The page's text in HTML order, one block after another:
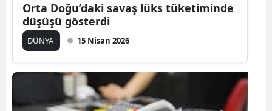
Çorum
Denizli
Orta Doğu’daki savaş lüks tüketiminde
düşüşü gösterdi
DÜNYA 15 Nisan 2026